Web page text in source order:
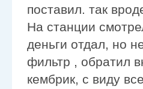
поставил. так
На станции
деньги отдал, но
фильтр , обратил
кембрик, с виду